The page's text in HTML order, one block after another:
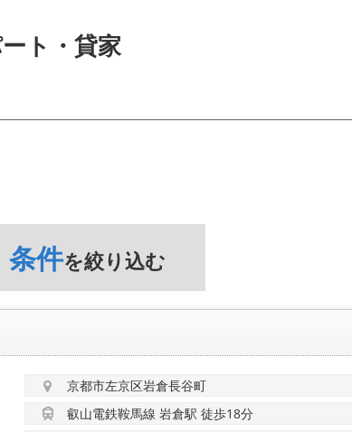
ト・貸家
条件を絞り込む
京都市左京区岩倉長谷町
叡山電鉄鞍馬線 岩倉駅 徒歩18分